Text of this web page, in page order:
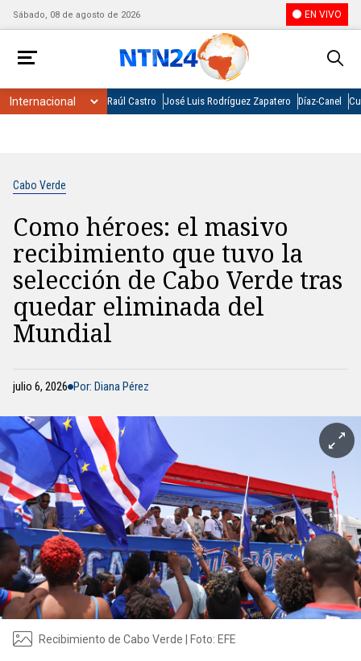
Sábado, 08 de agosto de 2026 EN VIVO
Raúl Castro José Luis Rodríguez Zapatero Díaz-Canel
Cabo Verde
Como héroes: el masivo
recibimiento que tuvo la
selección de Cabo Verde tras
quedar eliminada del
Mundial
julio 6, 2026 Por: Diana Pérez
Recibimiento de Cabo Verde | Foto: EFE